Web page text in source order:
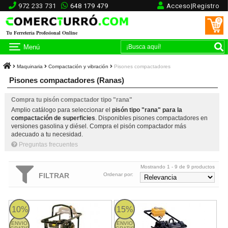
972 233 731 648 179 479 Acceso|Registro
Tu Ferretería Profesional Online
0
Menú
Maquinaria Compactación y vibración Pisones compactadores
Pisones compactadores (Ranas)
Compra tu pisón compactador tipo "rana"
Amplio catálogo para seleccionar el pisón tipo "rana" para la
compactación de superficies. Disponibles pisones compactadores en
versiones gasolina y diésel. Compra el pisón compactador más
adecuado a tu necesidad.
Preguntas frecuentes
FILTRAR
Mostrando 1 - 9 de 9 productos
Ordenar por:
10%
ENVIO
Pisón compactador Mikasa MT 70 V - Gasolina 2T
15%
ENVIO
Pisón compactador Enar PC 60